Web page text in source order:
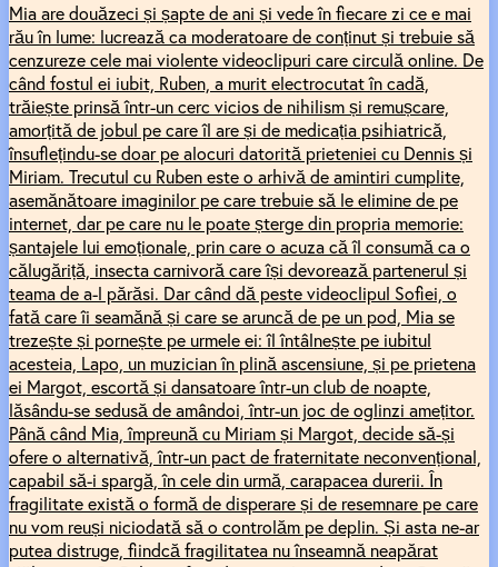
Mia are douăzeci și șapte de ani și vede în fiecare zi ce e mai
rău în lume: lucrează ca moderatoare de conținut și trebuie să
cenzureze cele mai violente videoclipuri care circulă online. De
când fostul ei iubit, Ruben, a murit electrocutat în cadă,
trăiește prinsă într-un cerc vicios de nihilism și remușcare,
amorțită de jobul pe care îl are și de medicația psihiatrică,
însuflețindu-se doar pe alocuri datorită prieteniei cu Dennis și
Miriam. Trecutul cu Ruben este o arhivă de amintiri cumplite,
asemănătoare imaginilor pe care trebuie să le elimine de pe
internet, dar pe care nu le poate șterge din propria memorie:
șantajele lui emoționale, prin care o acuza că îl consumă ca o
călugăriță, insecta carnivoră care își devorează partenerul și
teama de a-l părăsi. Dar când dă peste videoclipul Sofiei, o
fată care îi seamănă și care se aruncă de pe un pod, Mia se
trezește și pornește pe urmele ei: îl întâlnește pe iubitul
acesteia, Lapo, un muzician în plină ascensiune, și pe prietena
ei Margot, escortă și dansatoare într-un club de noapte,
lăsându-se sedusă de amândoi, într-un joc de oglinzi amețitor.
Până când Mia, împreună cu Miriam și Margot, decide să-și
ofere o alternativă, într-un pact de fraternitate neconvențional,
capabil să-i spargă, în cele din urmă, carapacea durerii. În
fragilitate există o formă de disperare și de resemnare pe care
nu vom reuși niciodată să o controlăm pe deplin. Și asta ne-ar
putea distruge, fiindcă fragilitatea nu înseamnă neapărat